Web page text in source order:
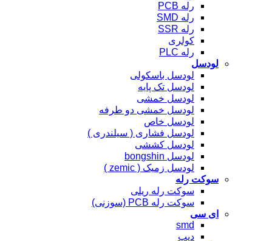
رله PCB
رله SMD
رله SSR
کولری
رله PLC
لودسل
لودسل باسکولی
لودسل تک پایه
لودسل خمشی
لودسل خمشی دو طرفه
لودسل خاص
لودسل فشاری ( سیلندری )
لودسل کششی
لودسل bongshin
لودسل زمیک ( zemic )
سوکت رله
سوکت رله ریلی
سوکت رله PCB (سوزنی)
ای سی
smd
دیپ